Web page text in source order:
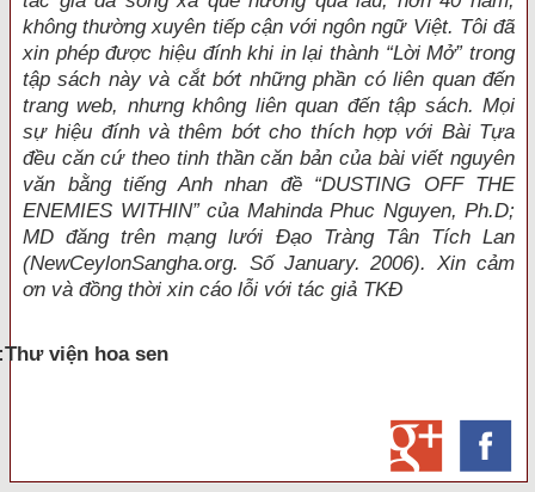
không thường xuyên tiếp cận với ngôn ngữ Việt. Tôi đã
xin phép được hiệu đính khi in lại thành “Lời Mở” trong
tập sách này và cắt bớt những phần có liên quan đến
trang web, nhưng không liên quan đến tập sách. Mọi
sự hiệu đính và thêm bớt cho thích hợp với Bài Tựa
đều căn cứ theo tinh thần căn bản của bài viết nguyên
văn bằng tiếng Anh nhan đề “DUSTING OFF THE
ENEMIES WITHIN” của Mahinda Phuc Nguyen, Ph.D;
MD đăng trên mạng lưới Đạo Tràng Tân Tích Lan
(NewCeylonSangha.org. Số January. 2006). Xin cảm
ơn và đồng thời xin cáo lỗi với tác giả TKĐ
viện hoa sen